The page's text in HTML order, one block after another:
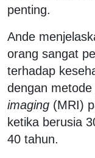
penting.
Ande
orang sangat
terhadap
dengan
imaging (MRI)
ketika berusia
40 tahun.